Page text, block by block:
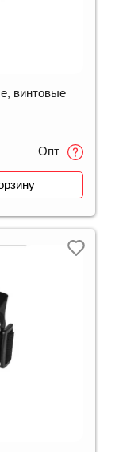
винтовые
Опт